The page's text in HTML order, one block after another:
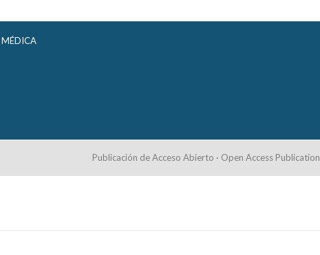
Publicación de Acceso Abierto · Open Access Publication